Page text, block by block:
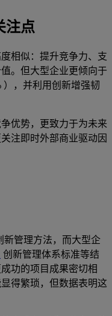
注点
相似：提升竞争力、支
。但大型企业更倾向于
），并利用创新增强韧
优势，更致力于为未来
注即时外部商业驱动因
新管理方法，而大型企
创新管理体系标准等结
功的项目成果密切相
得繁琐，但数据表明这